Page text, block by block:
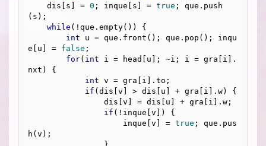
    dis[s] =
0 ; inque[s] = true ; que.push
(s);
while (!que.empty()) {
int u = que.front(); que.pop(); inqu
e[u] = false ;
for( int i = head[u]; ~i; i = gra[i].
nxt) {
int v = gra[i].to;
if (dis[v] > dis[u] + gra[i].w) {
if (!inque[v]) {
                    inque[v] =
true ; que.pus
h(v);